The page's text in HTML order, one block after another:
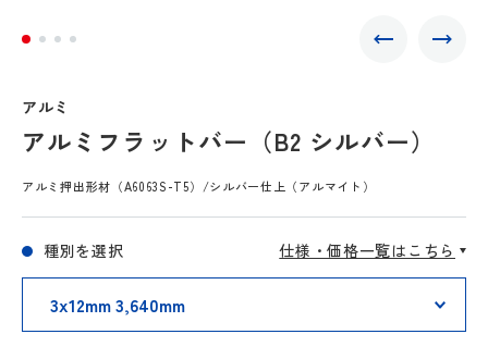
アルミ
アルミフラットバー（B2 シルバー）
アルミ押出形材（A6063S-T5）/シルバー仕上（アルマイト）
仕様・価格一覧はこちら
種別を選択